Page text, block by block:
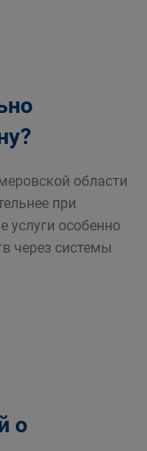
области
при
услуги особенно
через системы
о